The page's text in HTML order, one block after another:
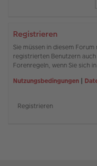
Registrieren
Sie müssen in diesem
registrierten Benutzern
Forenregeln, wenn Sie sich
Nutzungsbedingungen |
Registrieren